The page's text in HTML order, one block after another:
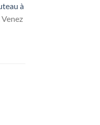
à
Venez